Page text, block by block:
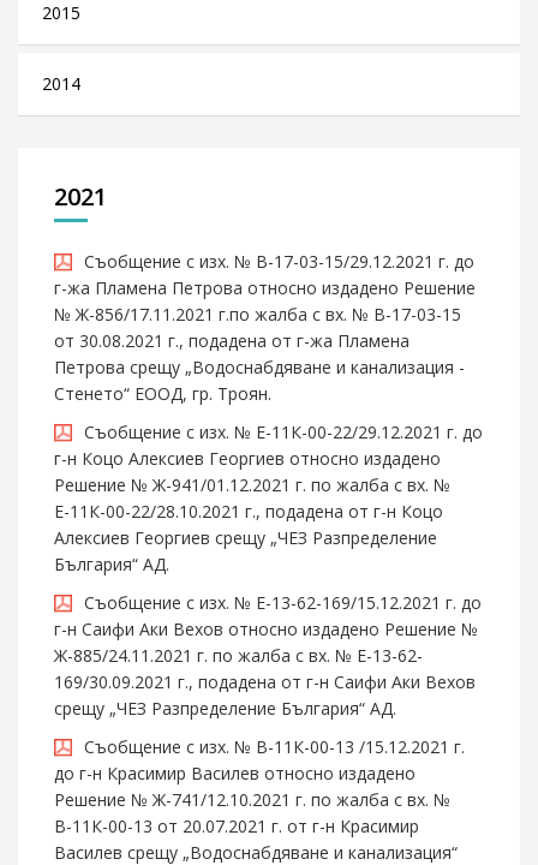
2015
2014
2021
Съобщение с изх. № В-17-03-15/29.12.2021 г. до
г-жа Пламена Петрова относно издадено Решение
№ Ж-856/17.11.2021 г.по жалбa с вх. № В-17-03-15
от 30.08.2021 г., подадена от г-жа Пламена
Петрова срещу „Водоснабдяване и канализация -
Стенето“ ЕООД, гр. Троян.
Съобщение с изх. № Е-11К-00-22/29.12.2021 г. до
г-н Коцо Алексиев Георгиев относно издадено
Решение № Ж-941/01.12.2021 г. по жалба с вх. №
Е-11К-00-22/28.10.2021 г., подадена от г-н Коцо
Алексиев Георгиев срещу „ЧЕЗ Разпределение
България“ АД.
Съобщение с изх. № Е-13-62-169/15.12.2021 г. до
г-н Саифи Аки Вехов относно издадено Решение №
Ж-885/24.11.2021 г. по жалба с вх. № Е-13-62-
169/30.09.2021 г., подадена от г-н Саифи Аки Вехов
срещу „ЧЕЗ Разпределение България“ АД.
Съобщение с изх. № В-11К-00-13 /15.12.2021 г.
до г-н Красимир Василев относно издадено
Решение № Ж-741/12.10.2021 г. по жалба с вх. №
В-11К-00-13 от 20.07.2021 г. от г-н Красимир
Василев срещу „Водоснабдяване и канализация“